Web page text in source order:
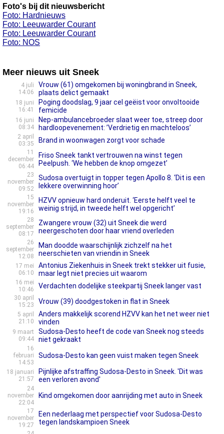
Foto's bij dit nieuwsbericht
Foto: Hardnieuws
Foto: Leeuwarder Courant
Foto: Leeuwarder Courant
Foto: NOS
Meer nieuws uit Sneek
4 juli
14:06
Vrouw (61) omgekomen bij woningbrand in Sneek,
plaats delict gemaakt
18 juni
16:41
Poging doodslag, 9 jaar cel geëist voor onvoltooide
femicide
16 juni
08:34
Nep-ambulancebroeder slaat weer toe, streep door
hardloopevenement: ’Verdrietig en machteloos’
2 april
03:35
Brand in woonwagen zorgt voor schade
11
december
06:44
Friso Sneek tankt vertrouwen na winst tegen
Peelpush. ‘We hebben de knop omgezet’
23
november
09:52
Sudosa overtuigt in topper tegen Apollo 8. ‘Dit is een
lekkere overwinning hoor’
15
november
19:16
HZVV opnieuw hard onderuit. ‘Eerste helft veel te
weinig strijd, in tweede helft wel opgericht’
28
september
08:17
Zwangere vrouw (32) uit Sneek die werd
neergeschoten door haar vriend overleden
26
september
12:08
Man doodde waarschijnlijk zichzelf na het
neerschieten van vriendin in Sneek
17 mei
06:10
Antonius Ziekenhuis in Sneek trekt stekker uit fusie,
maar legt niet precies uit waarom
16 mei
10:46
Verdachten dodelijke steekpartij Sneek langer vast
30 april
15:23
Vrouw (39) doodgestoken in flat in Sneek
5 april
21:10
Anders makkelijk scorend HZVV kan het net weer niet
vinden
9 maart
09:44
Sudosa-Desto heeft de code van Sneek nog steeds
niet gekraakt
16
februari
14:53
Sudosa-Desto kan geen vuist maken tegen Sneek
18 januari
21:57
Pijnlijke afstraffing Sudosa-Desto in Sneek. 'Dit was
een verloren avond'
24
november
22:04
Kind omgekomen door aanrijding met auto in Sneek
17
november
19:27
Een nederlaag met perspectief voor Sudosa-Desto
tegen landskampioen Sneek